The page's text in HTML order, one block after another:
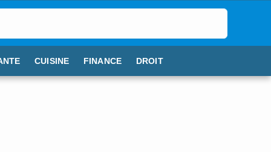
CUISINE FINANCE DROIT